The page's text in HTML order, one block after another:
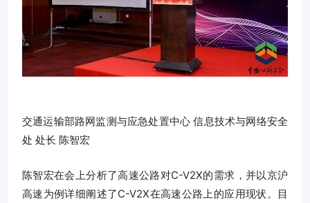
交通运输部路网监测与应急处置中心 信息技术与网络安全
处 处长 陈智宏
陈智宏在会上分析了高速公路对C-V2X的需求，并以京沪
高速为例详细阐述了C-V2X在高速公路上的应用现状。目